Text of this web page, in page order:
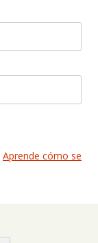
Aprende cómo se